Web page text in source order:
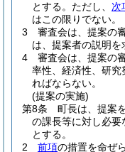
とする。 ただし、 次
はこの限りでない。
3
審査会は、提案の
は、提案者の説明を
4
審査会は、提案の
率性、経済性、研究
ればならない。
(提案の実施)
第8条
町長は、提案
の課長等に対し必
とする。
2
前項の措置を命ぜ